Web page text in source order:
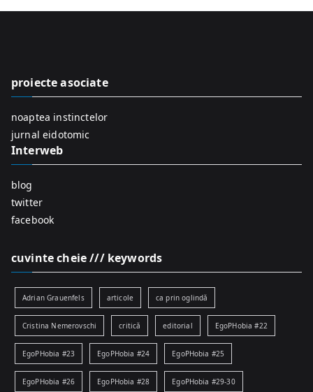
o
proiecte asociate
noaptea instinctelor
jurnal eidotomic
Interweb
blog
twitter
facebook
cuvinte cheie /// keywords
Adrian Grauenfels articole ca prin oglindă
Cristina Nemerovschi critică editorial EgoPHobia #22
EgoPHobia #23 EgoPHobia #24 EgoPHobia #25
EgoPHobia #26 EgoPHobia #28 EgoPHobia #29-30